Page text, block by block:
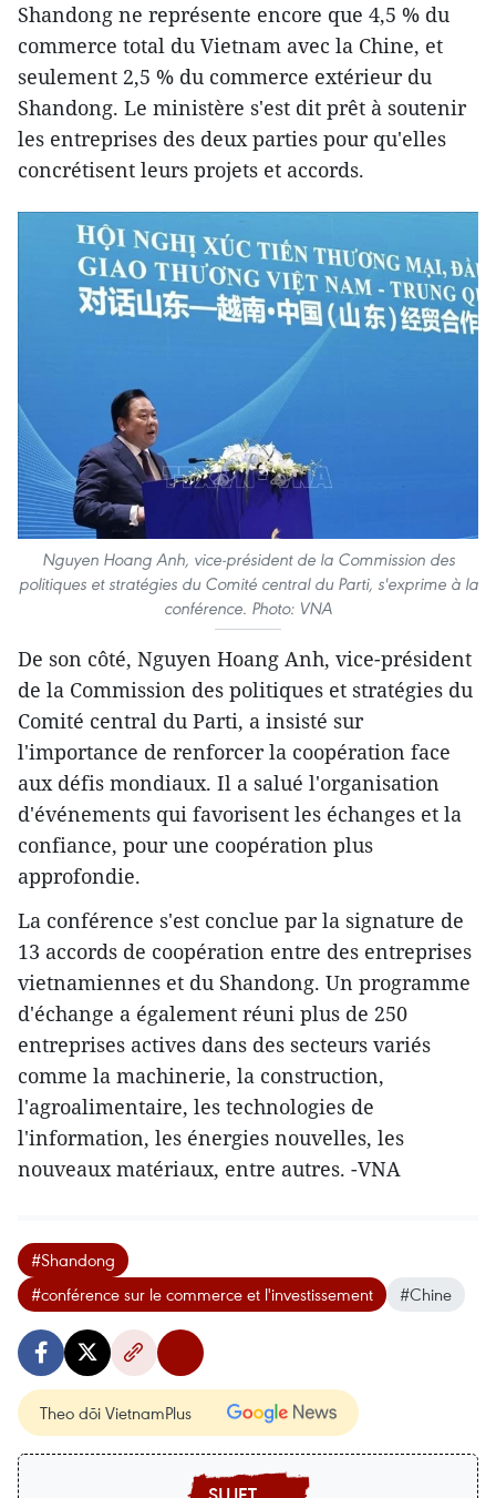
Shandong ne représente encore que 4,5 % du
commerce total du Vietnam avec la Chine, et
seulement 2,5 % du commerce extérieur du
Shandong. Le ministère s'est dit prêt à soutenir
les entreprises des deux parties pour qu'elles
concrétisent leurs projets et accords.
Nguyen Hoang Anh, vice-président de la Commission des
politiques et stratégies du Comité central du Parti, s'exprime à la
conférence. Photo: VNA
De son côté, Nguyen Hoang Anh, vice-président
de la Commission des politiques et stratégies du
Comité central du Parti, a insisté sur
l'importance de renforcer la coopération face
aux défis mondiaux. Il a salué l'organisation
d'événements qui favorisent les échanges et la
confiance, pour une coopération plus
approfondie.
La conférence s'est conclue par la signature de
13 accords de coopération entre des entreprises
vietnamiennes et du Shandong. Un programme
d'échange a également réuni plus de 250
entreprises actives dans des secteurs variés
comme la machinerie, la construction,
l'agroalimentaire, les technologies de
l'information, les énergies nouvelles, les
nouveaux matériaux, entre autres. -VNA
#Shandong
#conférence sur le commerce et l'investissement
#Chine
Theo dõi VietnamPlus